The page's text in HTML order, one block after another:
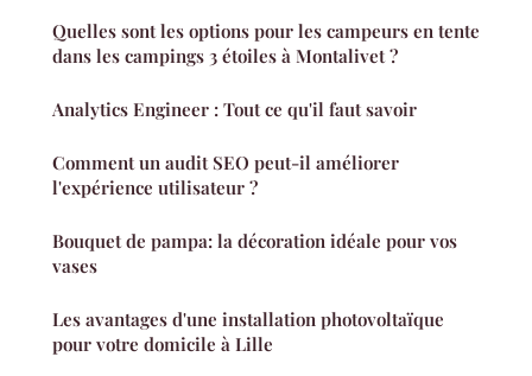
Quelles sont les options pour les campeurs en tente
dans les campings 3 étoiles à Montalivet ?
Analytics Engineer : Tout ce qu'il faut savoir
Comment un audit SEO peut-il améliorer
l'expérience utilisateur ?
Bouquet de pampa: la décoration idéale pour vos
vases
Les avantages d'une installation photovoltaïque
pour votre domicile à Lille